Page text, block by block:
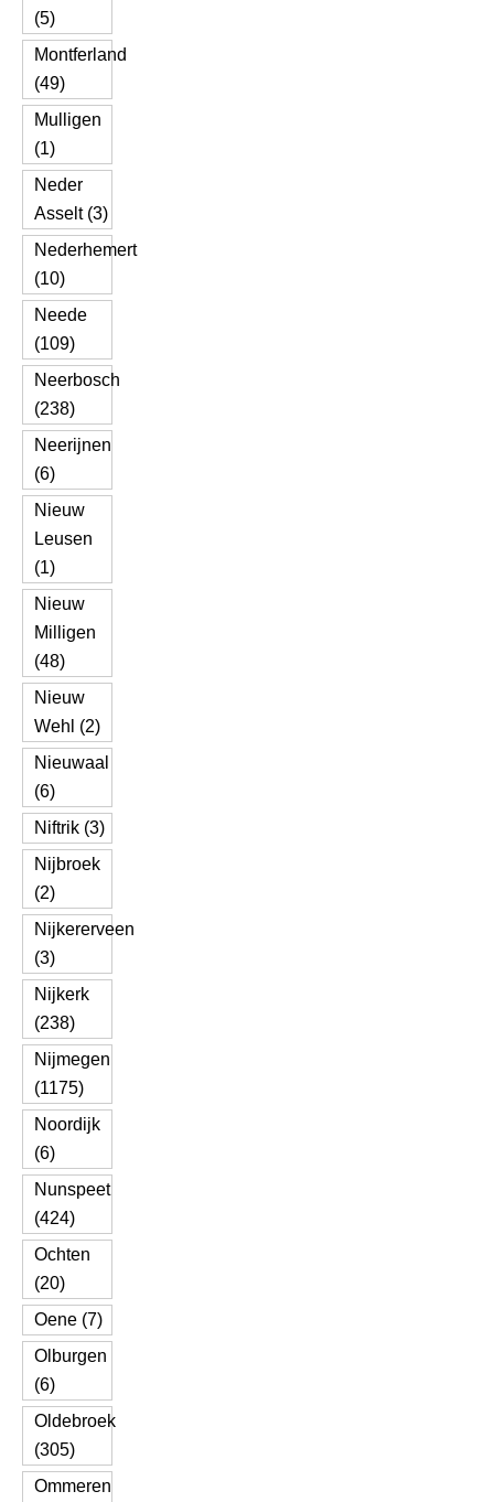
(5)
Montferland
(49)
Mulligen
(1)
Neder
Asselt (3)
Nederhemert
(10)
Neede
(109)
Neerbosch
(238)
Neerijnen
(6)
Nieuw
Leusen
(1)
Nieuw
Milligen
(48)
Nieuw
Wehl (2)
Nieuwaal
(6)
Niftrik (3)
Nijbroek
(2)
Nijkererveen
(3)
Nijkerk
(238)
Nijmegen
(1175)
Noordijk
(6)
Nunspeet
(424)
Ochten
(20)
Oene (7)
Olburgen
(6)
Oldebroek
(305)
Ommeren